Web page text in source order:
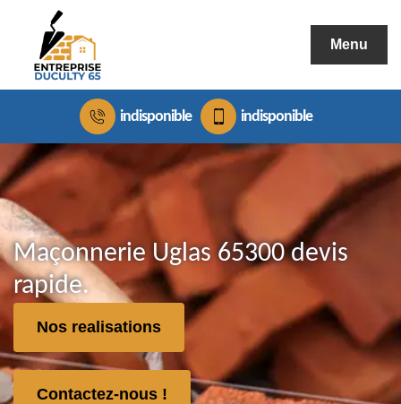
Menu
indisponible indisponible
Maçonnerie Uglas 65300 devis
rapide.
Nos realisations
Contactez-nous !